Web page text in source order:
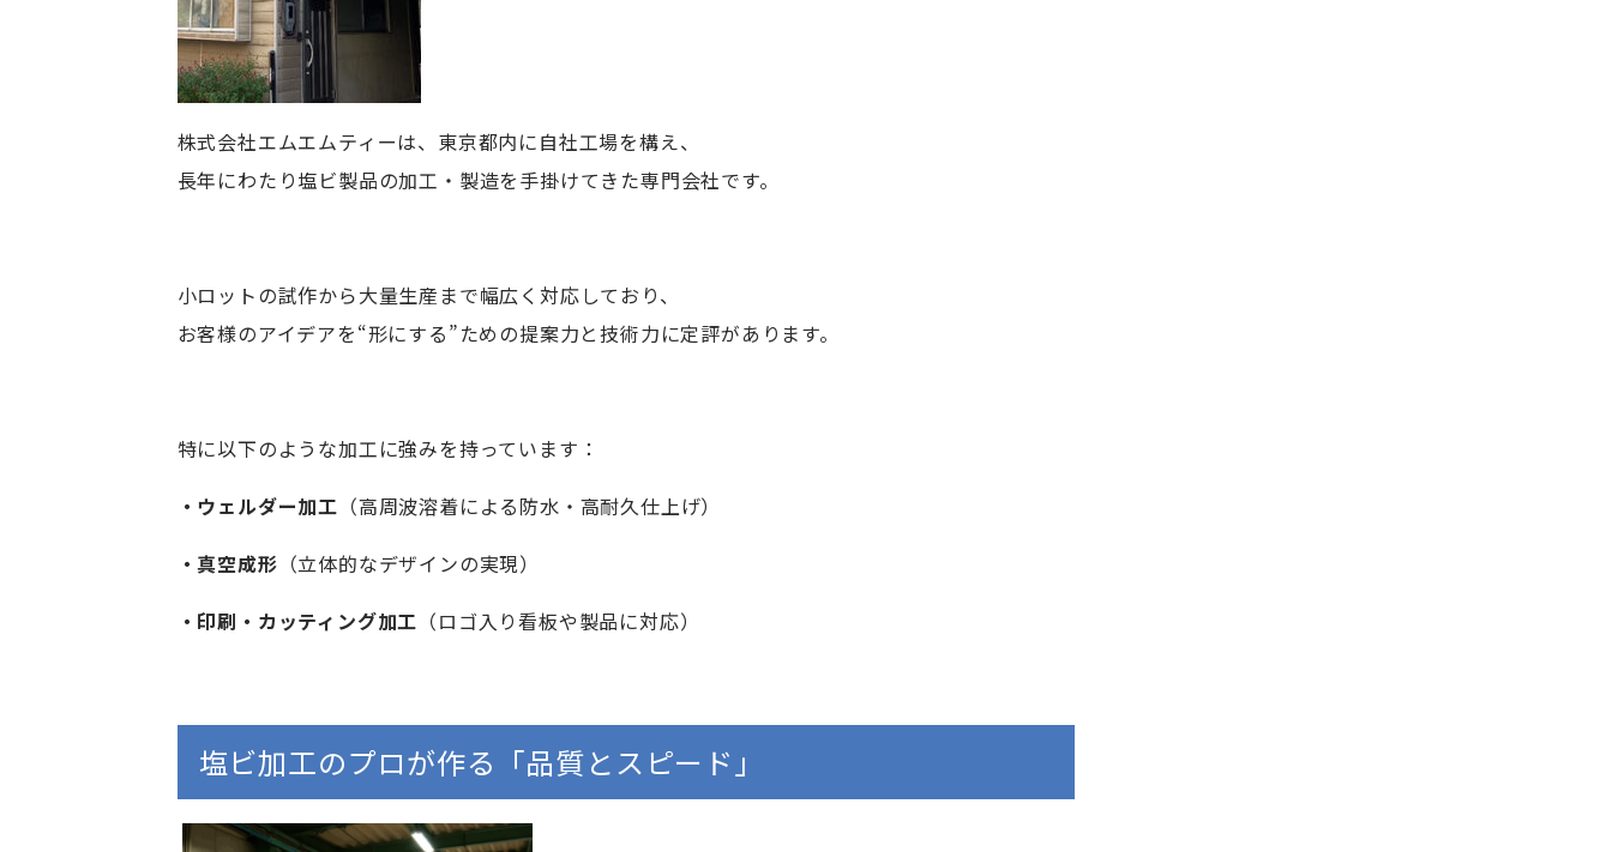
株式会社エムエムティーは、東京都内に自社工場を構え、
長年にわたり塩ビ製品の加工・製造を手掛けてきた専門会社です。
小ロットの試作から大量生産まで幅広く対応しており、
お客様のアイデアを“形にする”ための提案力と技術力に定評があります。
特に以下のような加工に強みを持っています：
・ウェルダー加工 （高周波溶着による防水・高耐久仕上げ）
・真空成形 （立体的なデザインの実現）
・印刷・カッティング加工 （ロゴ入り看板や製品に対応）
塩ビ加工のプロが作る「品質とスピード」